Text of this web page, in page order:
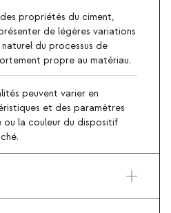
propriétés du ciment,
de légères variations
du processus de
propre au matériau.
peuvent varier en
et des paramètres
ou la couleur du dispositif